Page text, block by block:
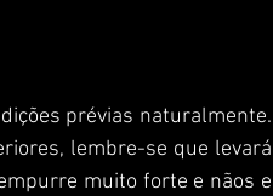
lembre-se que levará
muito forte e nãos e